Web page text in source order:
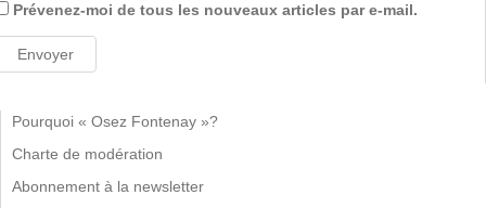
Prévenez-moi de tous les nouveaux articles par e-mail.
Pourquoi « Osez Fontenay »?
Charte de modération
Abonnement à la newsletter